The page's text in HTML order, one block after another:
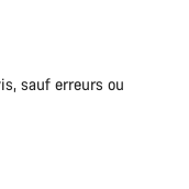
sauf erreurs ou